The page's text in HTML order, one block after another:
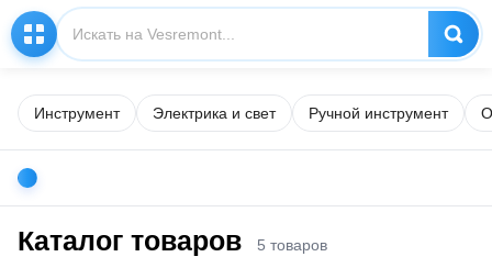
Инструмент Электрика и свет Ручной инструмент
Каталог товаров 5 товаров